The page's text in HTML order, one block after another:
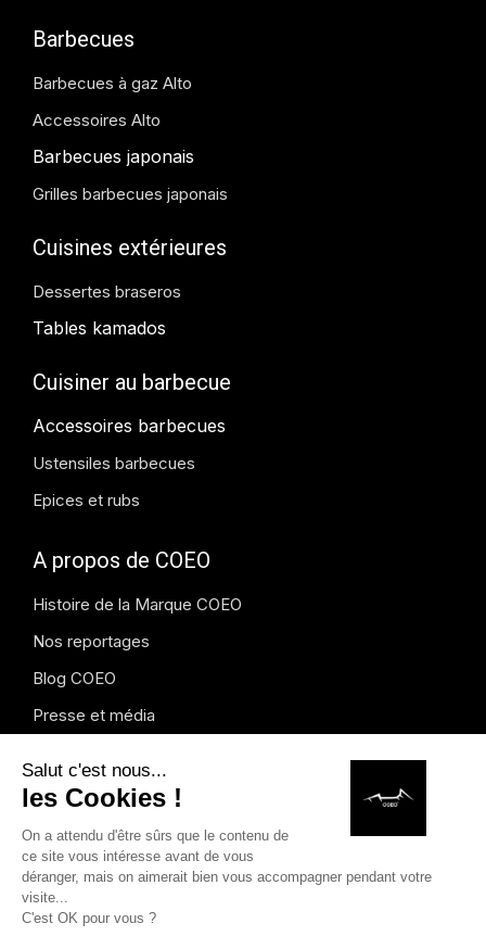
Barbecues
Barbecues à gaz Alto
Accessoires Alto
Barbecues japonais
Grilles barbecues japonais
Cuisines extérieures
Dessertes braseros
Tables kamados
Cuisiner au barbecue
Accessoires barbecues
Ustensiles barbecues
Epices et rubs
A propos de COEO
Histoire de la Marque COEO
Nos reportages
Blog COEO
Presse et média